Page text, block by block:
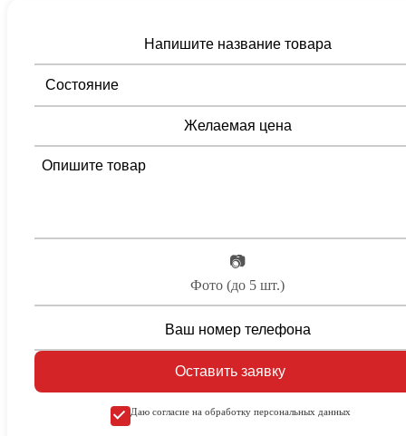
📷
Фото (до 5 шт.)
Оставить заявку
Даю согласие на обработку персональных данных